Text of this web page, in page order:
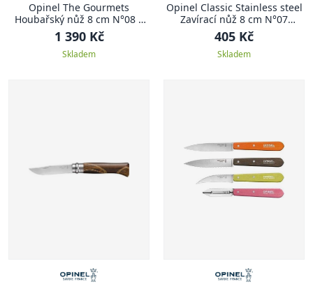
Opinel The Gourmets
Houbařský nůž 8 cm N°08 +
pouzdro
1 390 Kč
Skladem
Opinel Classic Stainless steel
Zavírací nůž 8 cm N°07
adventurer CLASSIC
STAINLESS STEEL
405 Kč
Skladem